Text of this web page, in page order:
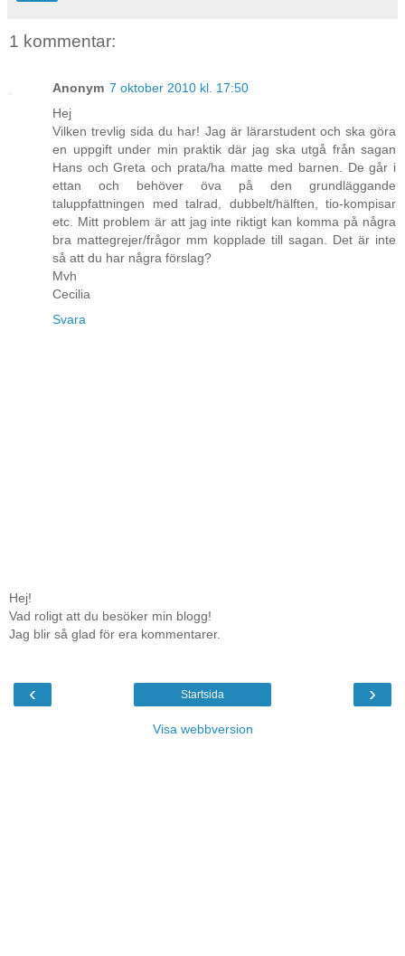
1 kommentar:
Anonym 7 oktober 2010 kl. 17:50
Hej
Vilken trevlig sida du har! Jag är lärarstudent och ska göra
en uppgift under min praktik där jag ska utgå från sagan
Hans och Greta och prata/ha matte med barnen. De går i
ettan och behöver öva på den grundläggande
taluppfattningen med talrad, dubbelt/hälften, tio-kompisar
etc. Mitt problem är att jag inte riktigt kan komma på några
bra mattegrejer/frågor mm kopplade till sagan. Det är inte
så att du har några förslag?
Mvh
Cecilia
Svara
Hej!
Vad roligt att du besöker min blogg!
Jag blir så glad för era kommentarer.
‹ ›
Startsida
Visa webbversion